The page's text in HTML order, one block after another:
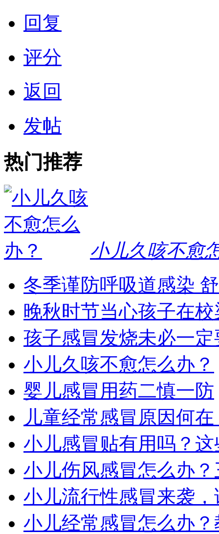
回复
评分
返回
发帖
热门推荐
小儿久咳不愈
冬季谨防呼吸道感染
晚秋时节当心孩子在
孩子感冒发烧未必一
小儿久咳不愈怎么办？
婴儿感冒用药二慎一防
儿童经常感冒原因何
小儿感冒贴有用吗？
小儿伤风感冒怎么办
小儿流行性感冒来袭
小儿经常感冒怎么办